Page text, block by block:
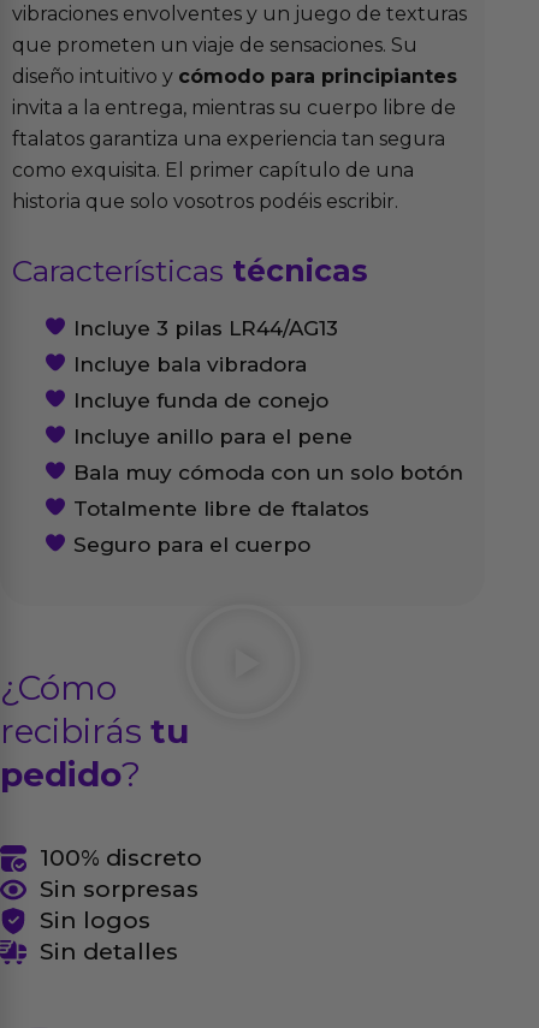
vibraciones envolventes y un juego de texturas
que prometen un viaje de sensaciones. Su
diseño intuitivo y cómodo para principiantes
invita a la entrega, mientras su cuerpo libre de
ftalatos garantiza una experiencia tan segura
como exquisita. El primer capítulo de una
historia que solo vosotros podéis escribir.
Características técnicas
Incluye 3 pilas LR44/AG13
Incluye bala vibradora
Incluye funda de conejo
Incluye anillo para el pene
Bala muy cómoda con un solo botón
Totalmente libre de ftalatos
Seguro para el cuerpo
¿Cómo
recibirás tu
pedido?
100% discreto
Sin sorpresas
Sin logos
Sin detalles